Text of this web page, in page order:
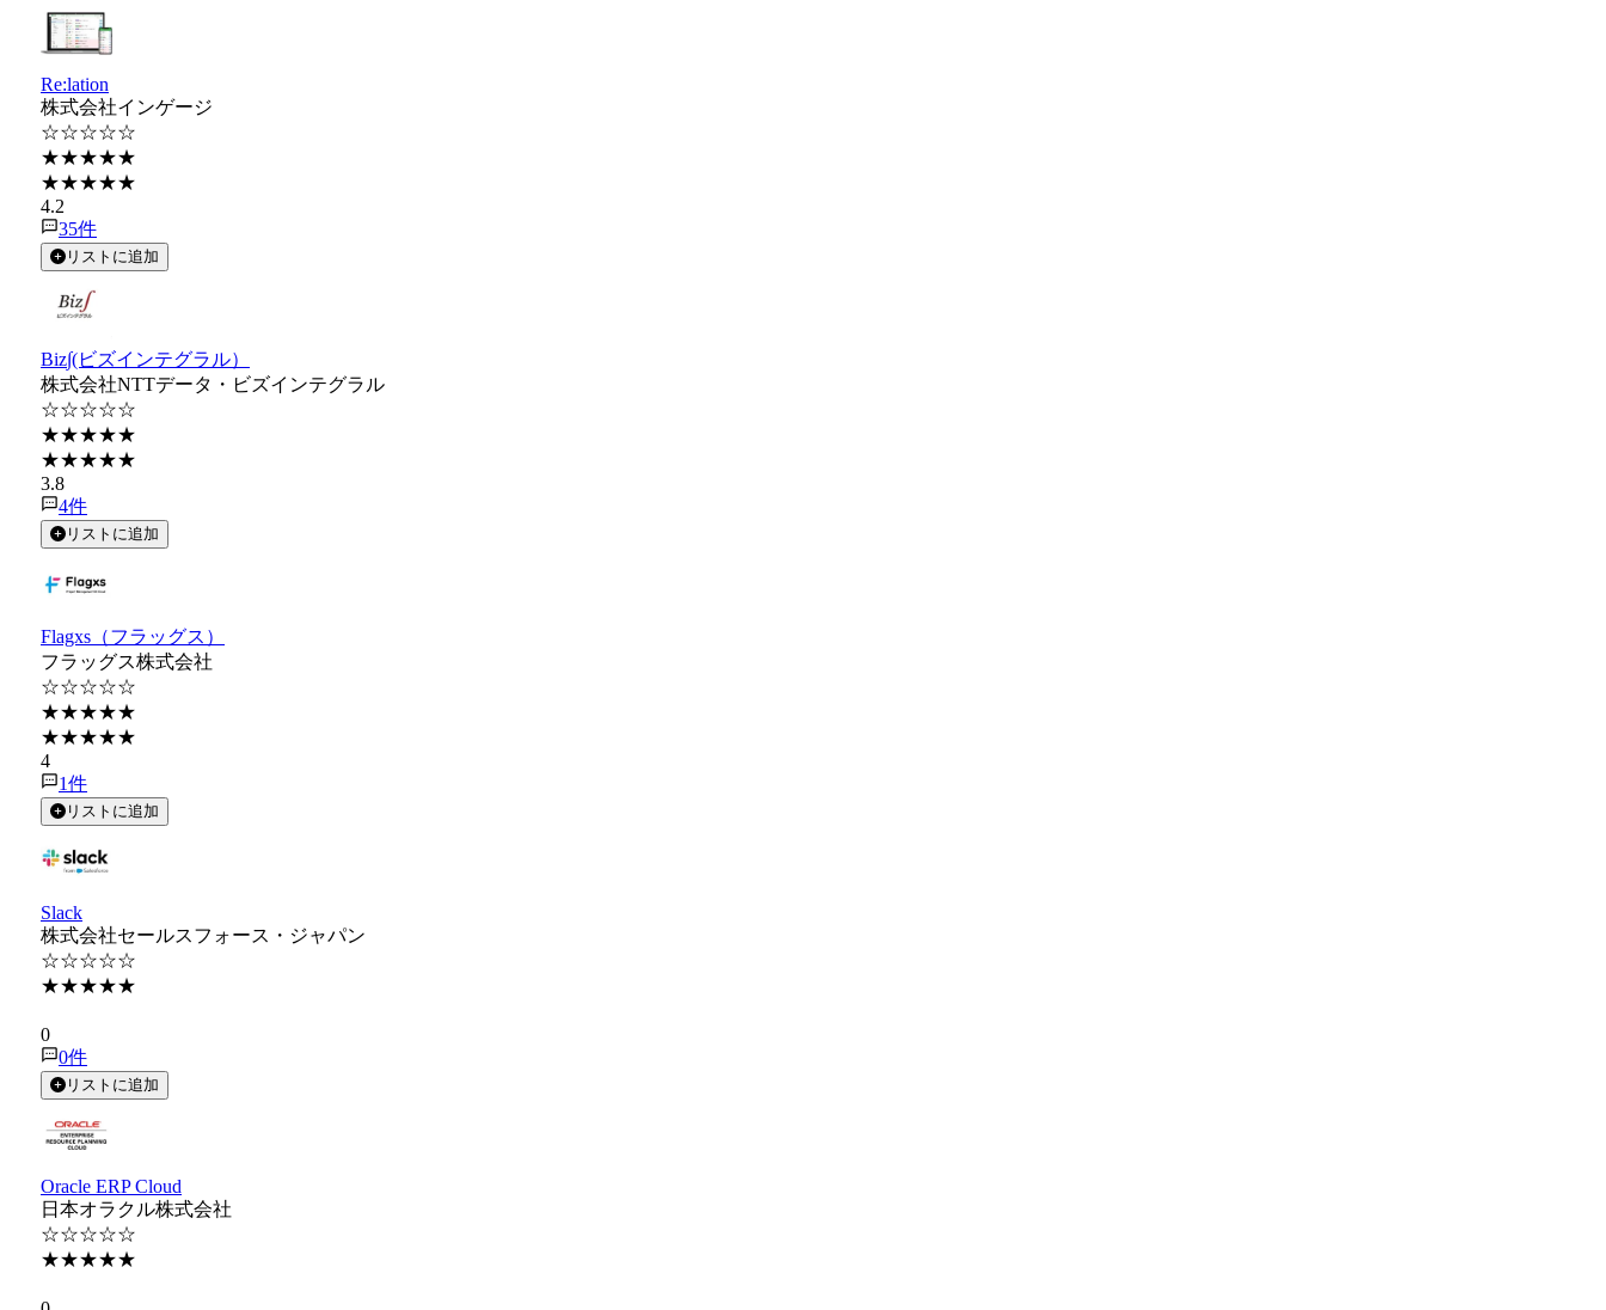
Re:lation
株式会社インゲージ
☆☆☆☆☆
★★★★★
★★★★★
4.2
35件
リストに追加
Biz∫(ビズインテグラル）
株式会社NTTデータ・ビズインテグラル
☆☆☆☆☆
★★★★★
★★★★★
3.8
4件
リストに追加
Flagxs（フラッグス）
フラッグス株式会社
☆☆☆☆☆
★★★★★
★★★★★
4
1件
リストに追加
Slack
株式会社セールスフォース・ジャパン
☆☆☆☆☆
★★★★★
0
0件
リストに追加
Oracle ERP Cloud
日本オラクル株式会社
☆☆☆☆☆
★★★★★